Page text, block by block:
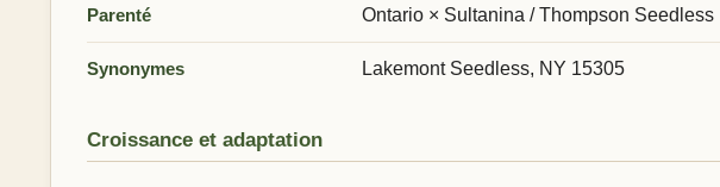
Parenté Ontario × Sultanina / Thompson Seedless
Synonymes Lakemont Seedless, NY 15305
Croissance et adaptation